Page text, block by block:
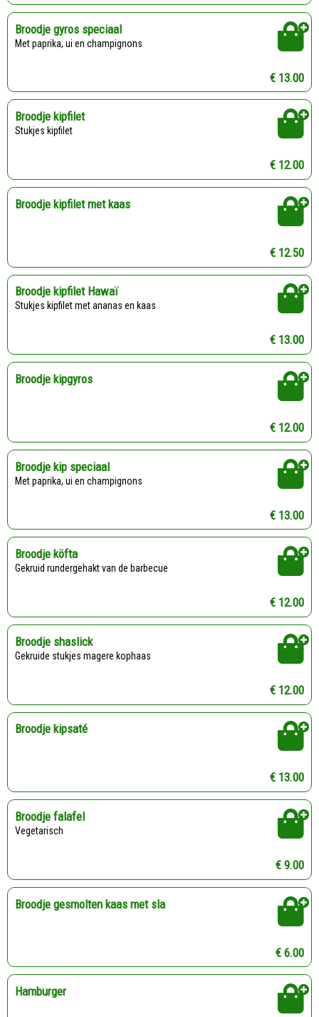
Broodje gyros speciaal
Met paprika, ui en champignons
€ 13.00
Broodje kipfilet
Stukjes kipfilet
€ 12.00
Broodje kipfilet met kaas
€ 12.50
Broodje kipfilet Hawaï
Stukjes kipfilet met ananas en kaas
€ 13.00
Broodje kipgyros
€ 12.00
Broodje kip speciaal
Met paprika, ui en champignons
€ 13.00
Broodje köfta
Gekruid rundergehakt van de barbecue
€ 12.00
Broodje shaslick
Gekruide stukjes magere kophaas
€ 12.00
Broodje kipsaté
€ 13.00
Broodje falafel
Vegetarisch
€ 9.00
Broodje gesmolten kaas met sla
€ 6.00
Hamburger